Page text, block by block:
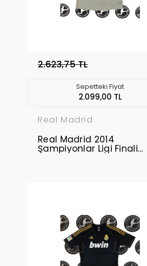
2.623,75 TL
Sepetteki Fiyat
2.099,00 TL
Real Madrid
Real Madrid 2014
Şampiyonlar Ligi Finali